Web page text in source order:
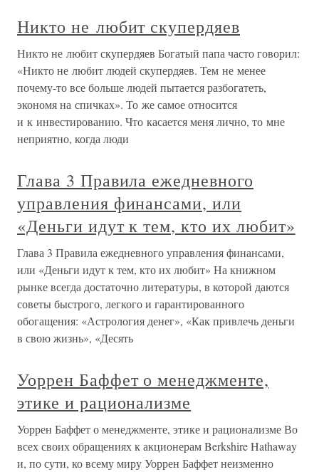
Никто не любит скупердяев
Никто не любит скупердяев Богатый папа часто говорил:
«Никто не любит людей скупердяев. Тем не менее
почему-то все больше людей пытается разбогатеть,
экономя на спичках». То же самое относится
и к инвестированию. Что касается меня лично, то мне
неприятно, когда люди
Глава 3 Правила ежедневного
управления финансами, или
«Деньги идут к тем, кто их любит»
Глава 3 Правила ежедневного управления финансами,
или «Деньги идут к тем, кто их любит» На книжном
рынке всегда достаточно литературы, в которой даются
советы быстрого, легкого и гарантированного
обогащения: «Астрология денег», «Как привлечь деньги
в свою жизнь», «Десять
Уоррен Баффет о менеджменте,
этике и рационализме
Уоррен Баффет о менеджменте, этике и рационализме Во
всех своих обращениях к акционерам Berkshire Hathaway
и, по сути, ко всему миру Уоррен Баффет неизменно